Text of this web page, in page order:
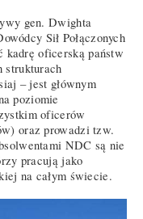
gen. Dwighta
Sił Połączonych
kadrę oficerską państw
strukturach
– jest głównym
poziomie
oficerów
oraz prowadzi tzw.
NDC są nie
pracują jako
na całym świecie.